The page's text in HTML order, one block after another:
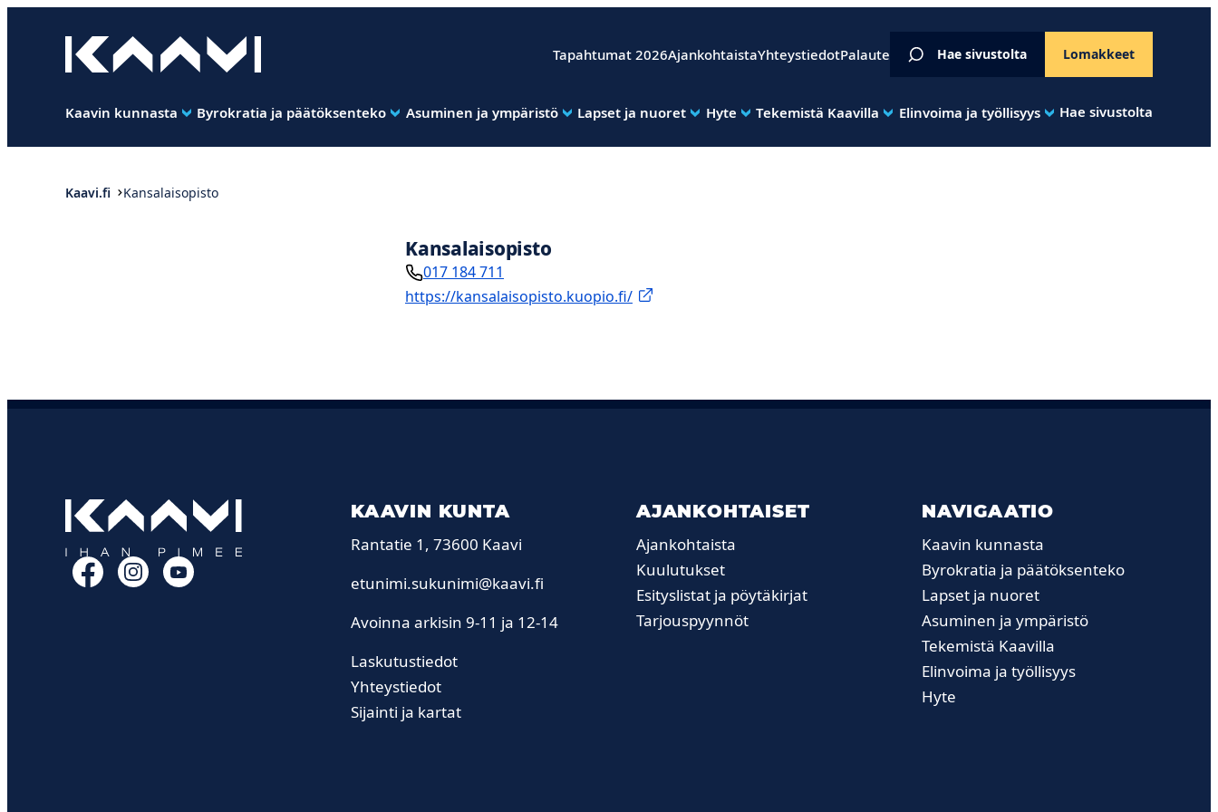
sisältöön
Kaavin kunta
pimee.
Tapahtumat 2026AjankohtaistaYhteystiedotPalaute Hae sivustolta Lomakkeet
Kaavin kunnasta Byrokratia ja päätöksenteko Asuminen ja ympäristö Lapset ja nuoret Hyte Tekemistä Kaavilla Elinvoima ja työllisyys Hae sivustolta
Kaavi.fi Kansalaisopisto
Kansalaisopisto
017 184 711
https://kansalaisopisto.kuopio.fi/
FacebookInstagram
KAAVIN KUNTA
Rantatie 1, 73600 Kaavi
etunimi.sukunimi@kaavi.fi
Avoinna arkisin 9-11 ja 12-14
Laskutustiedot
Yhteystiedot
Sijainti ja kartat
AJANKOHTAISET
Ajankohtaista
Kuulutukset
Esityslistat ja pöytäkirjat
Tarjouspyynnöt
NAVIGAATIO
Kaavin kunnasta
Byrokratia ja päätöksenteko
Lapset ja nuoret
Asuminen ja ympäristö
Tekemistä Kaavilla
Elinvoima ja työllisyys
Hyte